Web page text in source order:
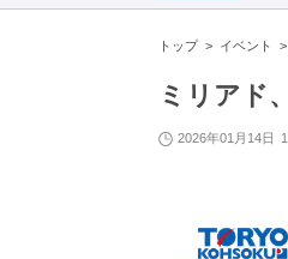
ン
トップ イベント
ミリアド
2026年01月14日